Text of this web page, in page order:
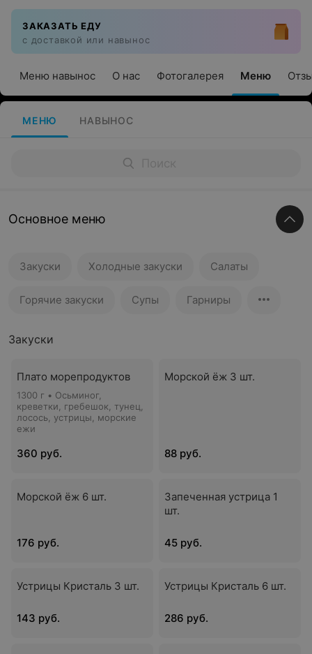
Меню навынос О нас Фотогалерея Меню
ЗАКАЗАТЬ ЕДУ
с доставкой или навынос
МЕНЮ НАВЫНОС
Основное меню
Закуски Холодные закуски Салаты
Горячие закуски Супы Гарниры
Закуски
Плато морепродуктов
1300 г • Осьминог,
креветки, гребешок, тунец,
лосось, устрицы, морские
ежи
360 руб.
Морской ёж 3 шт.
88 руб.
Морской ёж 6 шт.
176 руб.
Запеченная устрица 1
шт.
45 руб.
Устрицы Кристаль 3 шт.
143 руб.
Устрицы Кристаль 6 шт.
286 руб.